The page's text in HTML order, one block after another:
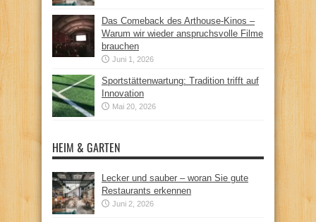
Das Comeback des Arthouse-Kinos –
Warum wir wieder anspruchsvolle Filme
brauchen
Juni 1, 2026
Sportstättenwartung: Tradition trifft auf
Innovation
Mai 20, 2026
HEIM & GARTEN
Lecker und sauber – woran Sie gute
Restaurants erkennen
Juni 2, 2026